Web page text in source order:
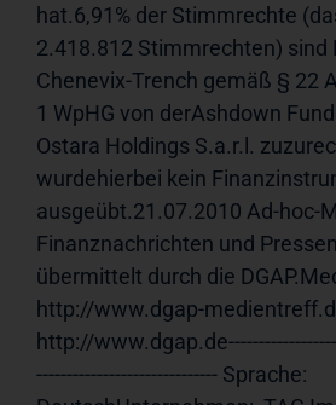
hat.6,91% der Stimmrechte
2.418.812 Stimmrechten) sind
Chenevix-Trench gemäß § 22
1 WpHG von derAshdown
Ostara Holdings S.a.r.l.
wurdehierbei kein
ausgeübt.21.07.2010 Ad-hoc-
Finanznachrichten und
übermittelt durch die
http://www.dgap-
http://
------------------------------ Sprache: